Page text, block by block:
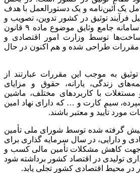
یک آئین‌نامه و یک دستورالعمل با هدف
فرآیندتوثیق در کشور تدوین، تصویب و
جامع وثایق
موضوع ماده ۹ قانون
توسط وزارت امور اقتصادی و
و مقررات طراحی شده و هم اکنون در حال
توثیق به موجب این مقررات عبارتند از
زندگی، یارانه، حقوق و مزایای
مستغلات با کاربردهای مختلف، ماشین
سیم کارت و … که دارای نهاد امین
مورد تأیید و معتبر باشند.
پیش گرفته شده توسط شورای ملی تأمین
و دارایی، در سال سرمایه گذاری برای
جهت کاهش مشکلات تأمین مالی کسب و
تولیدی در اقتصاد کشور برداشته شود
در محیط اقتصادی کشور تجلی یابد.